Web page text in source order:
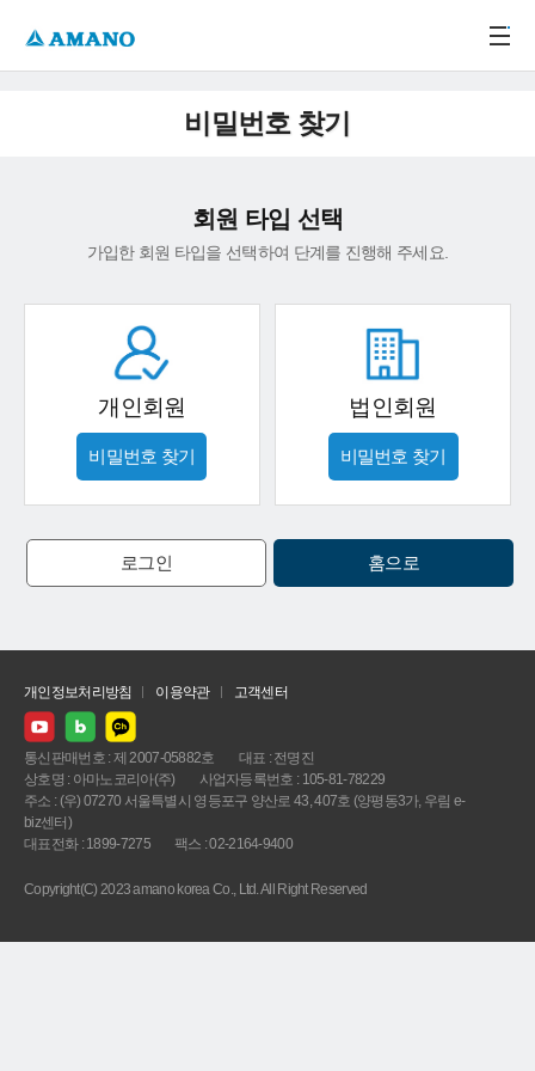
비밀번호 찾기
회원 타입 선택
가입한 회원 타입을 선택하여 단계를 진행해 주세요.
개인회원
비밀번호 찾기
법인회원
비밀번호 찾기
로그인 홈으로
개인정보처리방침 이용약관 고객센터
통신판매번호 : 제 2007-05882호
대표 : 전명진
상호명 : 아마노코리아(주)
사업자등록번호 : 105-81-78229
주소 : (우) 07270 서울특별시 영등포구 양산로 43, 407호 (양평동3가, 우림 e-
biz센터)
대표전화 : 1899-7275
팩스 : 02-2164-9400
Copyright(C) 2023 amano korea Co., Ltd. All Right Reserved